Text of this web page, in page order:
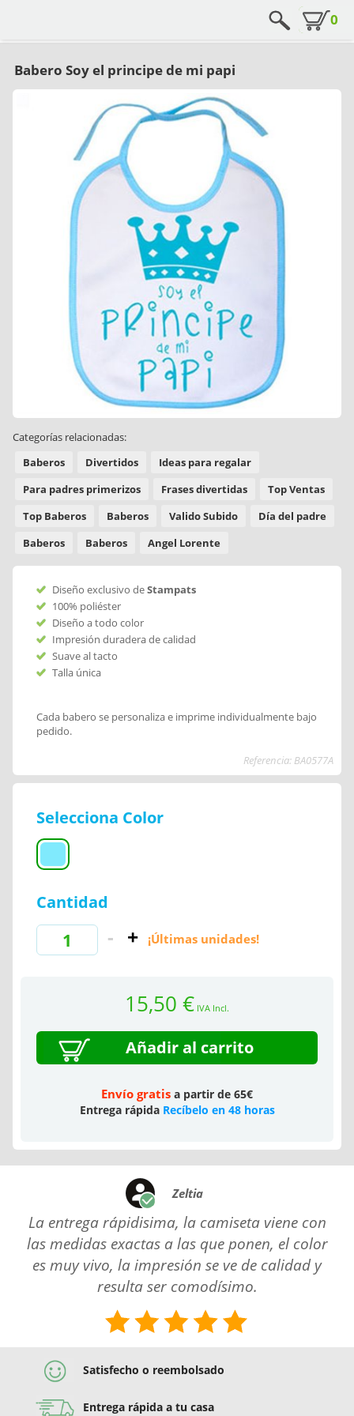
0
Babero Soy el principe de mi papi
Categorías relacionadas:
Baberos
Divertidos
Ideas para regalar
Para padres primerizos
Frases divertidas
Top Ventas
Top Baberos
Baberos Valido Subido
Día del padre
Baberos
Baberos Angel Lorente
Diseño exclusivo deStampats
100% poliéster
Diseño a todo color
Impresión duradera de calidad
Suave al tacto
Talla única
Cada babero se personaliza e imprime individualmente bajo
pedido.
Referencia: BA0577A
Selecciona Color
Cantidad
¡Últimas unidades!
15,50 € IVA Incl.
Añadir al carrito
Envío gratis a partir de 65€
Entrega rápida Recíbelo en 48 horas
Zeltia
La entrega rápidisima, la camiseta viene con
las medidas exactas a las que ponen, el color
es muy vivo, la impresión se ve de calidad y
resulta ser comodísimo.
Satisfecho o reembolsado
Entrega rápida a tu casa